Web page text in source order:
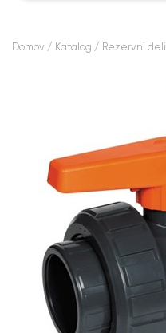
Domov / Katalog / Rezervni deli